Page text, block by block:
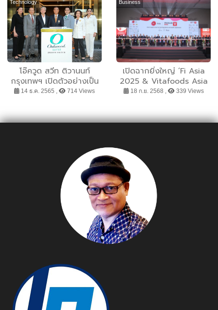
ของลูกค้าให้ดีขึ้นรอบด้าน
ทั้งกลุ่ม Wealth พนักงาน
เงินเดือน คนมีรถ คนมีบ้าน
Technology
โอ๊ควูด สวีท ติวานนท์
กรุงเทพฯ เปิดตัวอย่างเป็น
ทางการ โดย พล.อ.อ.มานัต
ประธาน พร้อมคณะผู้บริหาร
14 ธ.ค. 2565 , 714 Views
Business
เปิดฉากยิ่งใหญ่ ‘Fi Asia
2025 & Vitafoods Asia
2025’ ผลักดันประเทศไทยสู่
อาหาร และสุขภาพ
18 ก.ย. 2568 , 339 Views